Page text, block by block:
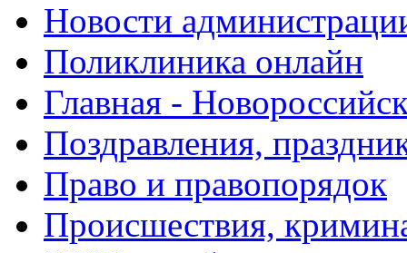
Новости
Поликлиника онлайн
Главная -
Поздравления,
Право и правопорядок
Происшествия,